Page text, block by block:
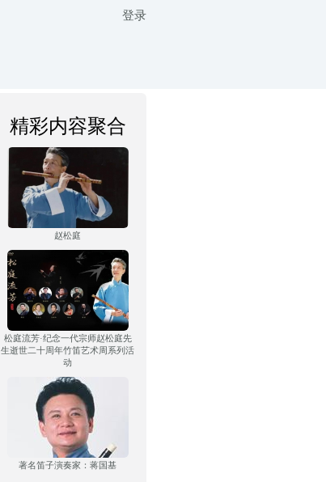
登录
精彩内容聚合
赵松庭
松庭流芳·纪念一代宗师赵松庭先
生逝世二十周年竹笛艺术周系列活
动
著名笛子演奏家：蒋国基